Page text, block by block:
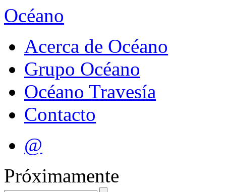
Océano
Acerca de Océano
Grupo Océano
Océano Travesía
Contacto
@
Próximamente